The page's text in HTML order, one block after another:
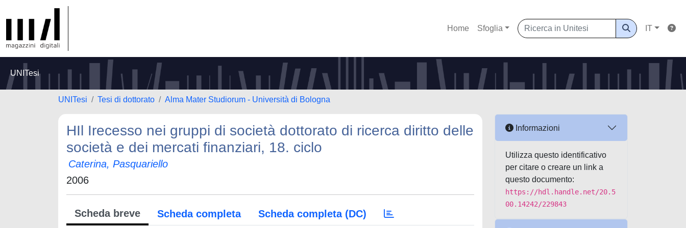
Home Sfoglia IT
UNITesi
UNITesi Tesi di dottorato Alma Mater Studiorum - Università di Bologna
HIl Irecesso nei gruppi di società dottorato di ricerca diritto delle
società e dei mercati finanziari, 18. ciclo
Caterina, Pasquariello
2006
Scheda breve Scheda completa Scheda completa (DC)
Informazioni
Utilizza questo identificativo
per citare o creare un link a
questo documento:
https://hdl.handle.net/20.5
00.14242/229843